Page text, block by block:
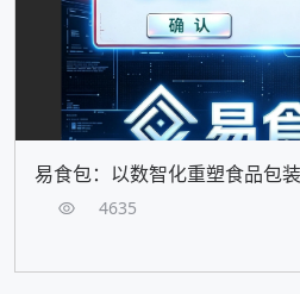
易食包：以数智化重塑食品包
4635